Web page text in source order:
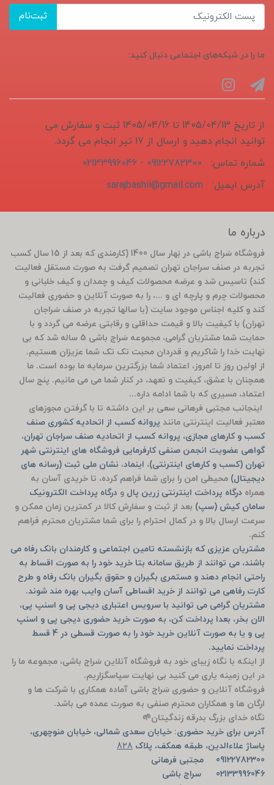
ثبت‌نام
ما را در شبکه‌های اجتماعی دنبال کنید:
از تاریخ 1405/04/13 تا 1405/04/16 ثبت و سفارش می
توانید انجام دهید و ارسال از 17 تیر انجام می گردد.
شماره تماس:
09122782300 - 02133996046
آدرس ایمیل:
sarajbashii@gmail.com
درباره ما
فروشگاه سَراج باشی در بَهار سال 1400 (کارمندی که بعد از 15 سال کسب
تجربه در صنف سراجان تهران تصمیم گرفت به صورت مستقل فعالیت
کند) تاسیس شد و عرضه محصولات کیف و چمدان و کیف خلبانی و
محصولات چرم و پارچه ای و ...، را به صورت آنلاین و حضوری فعالیت
کند و کلیه اجناس موجود سایت (با سالها تجربه در صنف سَراجان
تهران) با کیفیت بالا و قیمت حداقلی و رقابتی عرضه می گردد و با
حمایت شما مشتریان گرامی، مجموعه سَراج باشی 5 ساله شد که بی
نهایت خدا را شاکریم و قدردان محبت تک تک شما عزیزان هستیم.
از اولین روز تا امروز، اعتماد شما بزرگترین سرمایه ما بوده است. ما
همچنان با عشق، کیفیت و تعهد، در کنار شما می می مانیم. پنج سال
اعتماد، مسیری که با شما ادامه داره...
اینجانب مجتبی فرهانی سعی بر این داشته تا با گرفتن مجوزهای
معتبر فعالیت اینترنتی مانند پروانه کسب از اتحادیه کشوری صنف
کسب و کارهای مجازی، پروانه کسب از اتحادیه صنف سراجان تهران،
گواهی عضویت انجمن صنفی کارفرمایی فروشگاه های اینترنتی شهر
تهران (کسب و کارهای اینترنتی)، اینماد، نشان ملی ثبت (رسانه های
دیجیتال) محیطی امن را برای شما فراهم کرده، تا خریدی آسان به
همراه درگاه پرداخت اینترنتی زرین پال و درگاه پرداخت الکترونیک
سامان کیش (سپ) بعد از ثبت و سفارش کالا در کمترین زمان ممکن و
سرعت ارسال بالا و در کمال احترام را برای شما مشتریان محترم فراهم
کنم.
مشتریان عزیزی که بازنشسته تامین اجتماعی و کارمندان بانک رفاه می
باشند، می توانند از طریق سامانه بتا خرید خود را به صورت اقساط به
راحتی انجام دهند و مستمری بگیران و حقوق بگیران بانک رفاه و طرح
کارت رفاهی می توانند از خرید اقساطی آسان وایب بهره مند شوند.
مشتریان گرامی می توانید با سرویس اعتباری دیجی پی و اسنپ پی،
الان بخر، بعدا پرداخت کن، به صورت خرید حضوری دیجی پی و اسنپ
پی و یا به صورت آنلاین خرید خود را به صورت قسطی در 4 قسط
پرداخت نمایید.
از اینکه با نگاه زیبای خود به فروشگاه آنلاین سَراج باشی، مجموعه ما را
در این زمینه یاری می کنید بی نهایت سپاسگزاریم.
فروشگاه آنلاین و حضوری سَراج باشی آماده همکاری با شرکت ها و
ارگان ها و همکاران محترم صنفی به صورت عمده می باشد.
نگاه خدای بزرگ بدرقه زندگیتان🌱
آدرس برای خرید حضوری: خیابان سعدی شمالی، خیابان منوچهری،
پاساژ علاءالدین، طبقه همکف، پلاک 828
09122782300 مجتبی فرهانی
02133996046 سراج باشی